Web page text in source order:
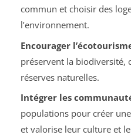
commun et choisir des
l’environnement.
Encourager
préservent la biodiversité,
réserves naturelles.
Intégrer les
populations pour créer
et valorise leur culture et